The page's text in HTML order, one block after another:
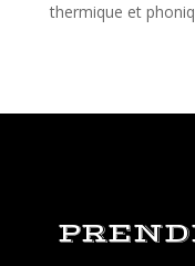
thermique et